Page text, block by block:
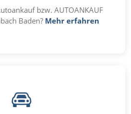
bzw. AUTOANKAUF
Baden? Mehr erfahren